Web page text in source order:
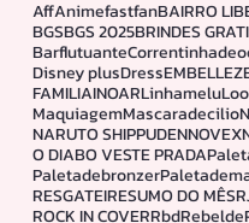
2019AF2022AMIGASANIME
ANIMEFRIENDS2022
AffAnimefastfanBAIRRO
BGSBGS 2025BRINDES
Barflutuante
Disney plusDress
FAMILIAINOARLinhamelu
MaquiagemMascaradecilio
NARUTO SHIPPUDENNOVEX
O DIABO VESTE PRADA